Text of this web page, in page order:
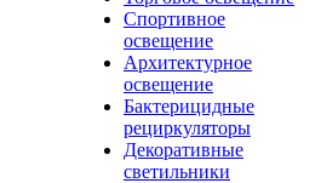
Спортивное
освещение
Архитектурное
освещение
Бактерицидные
рециркуляторы
Декоративные
светильники